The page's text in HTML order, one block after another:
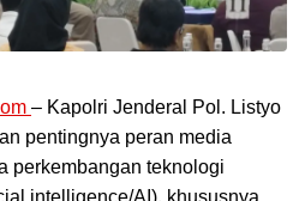
– Kapolri Jenderal Pol. Listyo
pentingnya peran media
perkembangan teknologi
intelligence/AI), khususnya